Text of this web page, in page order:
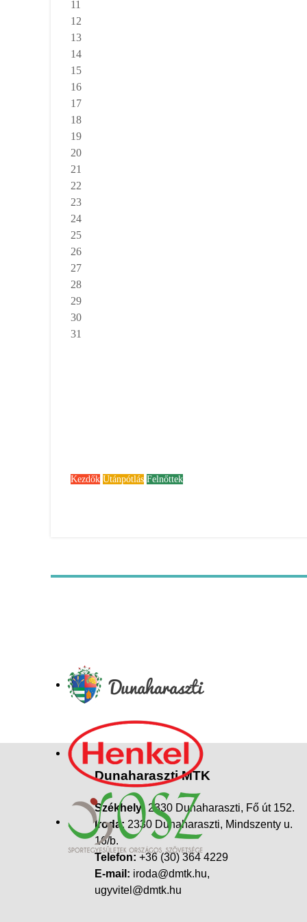
11
12
13
14
15
16
17
18
19
20
21
22
23
24
25
26
27
28
29
30
31
Kezdők Utánpótlás Felnőttek
Dunaharaszti MTK
Székhely:2330 Dunaharaszti, Fő út 152.
Iroda: 2330 Dunaharaszti, Mindszenty u.
16/b.
Telefon: +36 (30) 364 4229
E-mail: iroda@dmtk.hu,
ugyvitel@dmtk.hu